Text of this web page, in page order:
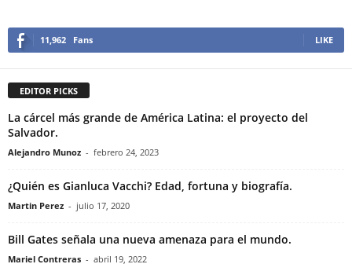
11,962 Fans LIKE
EDITOR PICKS
La cárcel más grande de América Latina: el proyecto del
Salvador.
Alejandro Munoz - febrero 24, 2023
¿Quién es Gianluca Vacchi? Edad, fortuna y biografía.
Martin Perez - julio 17, 2020
Bill Gates señala una nueva amenaza para el mundo.
Mariel Contreras - abril 19, 2022